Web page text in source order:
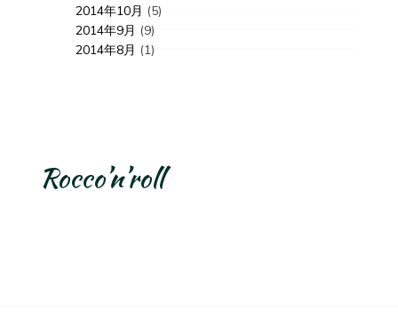
2014年10月 (5)
2014年9月 (9)
2014年8月 (1)
Rocco’n’roll